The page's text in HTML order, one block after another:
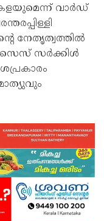
വാർഡ്
നേതൃത്വത്തിൽ
സർക്കിൾ